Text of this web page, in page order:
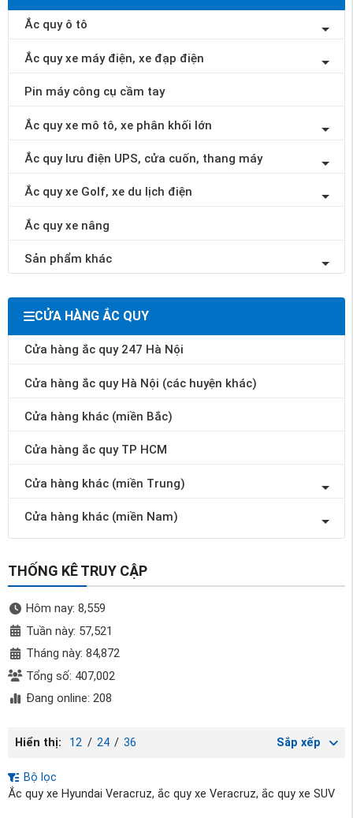
Ắc quy ô tô
Ắc quy xe máy điện, xe đạp điện
Pin máy công cụ cầm tay
Ắc quy xe mô tô, xe phân khối lớn
Ắc quy lưu điện UPS, cửa cuốn, thang máy
Ắc quy xe Golf, xe du lịch điện
Ắc quy xe nâng
Sản phẩm khác
CỬA HÀNG ẮC QUY
Cửa hàng ắc quy 247 Hà Nội
Cửa hàng ắc quy Hà Nội (các huyện khác)
Cửa hàng khác (miền Bắc)
Cửa hàng ắc quy TP HCM
Cửa hàng khác (miền Trung)
Cửa hàng khác (miền Nam)
THỐNG KÊ TRUY CẬP
Hôm nay: 8,559
Tuần này: 57,521
Tháng này: 84,872
Tổng số: 407,002
Đang online: 208
Hiển thị: 12 / 24 / 36 Sắp xếp
Bộ lọc
Ắc quy xe Hyundai Veracruz, ắc quy xe Veracruz, ắc quy xe SUV